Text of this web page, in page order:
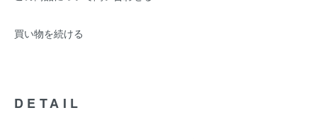
買い物を続ける
DETAIL